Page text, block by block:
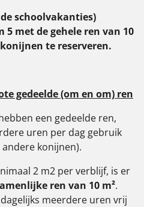
schoolvakanties)
met de gehele ren van 10
te reserveren.
gedeelde (om en om) ren
een gedeelde ren,
uren per dag gebruik
konijnen).
2 m2 per verblijf, is er
ren van 10 m².
meerdere uren vrij